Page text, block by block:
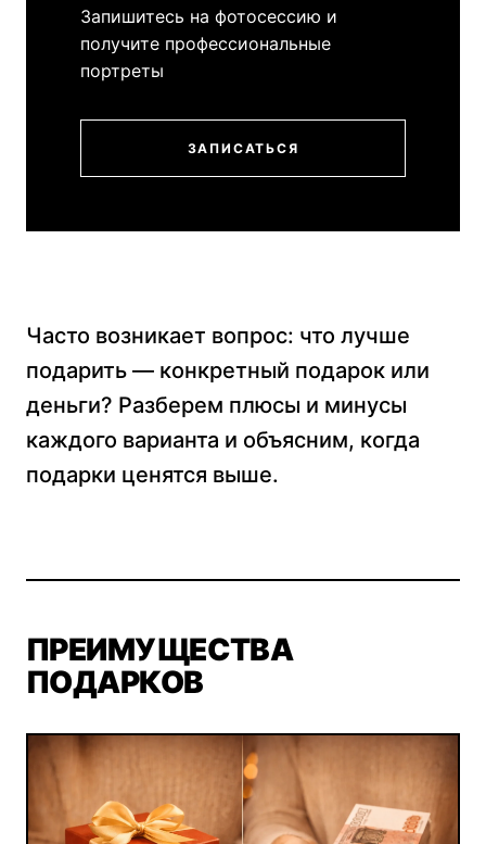
Часто возникает вопрос: что лучше
подарить — конкретный подарок или
деньги? Разберем плюсы и минусы
каждого варианта и объясним, когда
подарки ценятся выше.
ПРЕИМУЩЕСТВА
ПОДАРКОВ
Запишитесь на фотосессию и
получите профессиональные
портреты
ЗАПИСАТЬСЯ